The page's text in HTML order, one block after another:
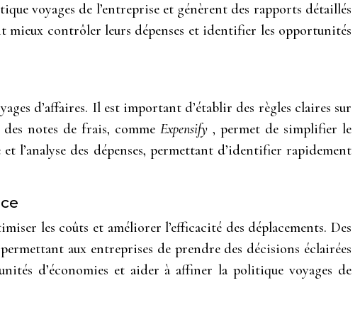
voyages de l’entreprise et génèrent des rapports détaillés
mieux contrôler leurs dépenses et identifier les opportunités
d’affaires. Il est important d’établir des règles claires sur
des notes de frais, commeExpensify, permet de simplifier le
l’analyse des dépenses, permettant d’identifier rapidement
les coûts et améliorer l’efficacité des déplacements. Des
aux entreprises de prendre des décisions éclairées
d’économies et aider à affiner la politique voyages de